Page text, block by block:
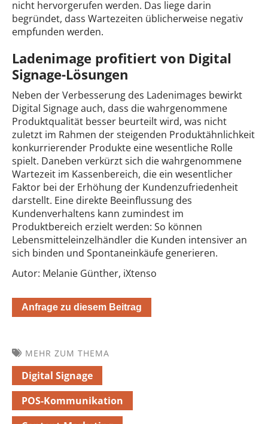
nicht hervorgerufen werden. Das liege darin
begründet, dass Wartezeiten üblicherweise negativ
empfunden werden.
Ladenimage profitiert von Digital
Signage-Lösungen
Neben der Verbesserung des Ladenimages bewirkt
Digital Signage auch, dass die wahrgenommene
Produktqualität besser beurteilt wird, was nicht
zuletzt im Rahmen der steigenden Produktähnlichkeit
konkurrierender Produkte eine wesentliche Rolle
spielt. Daneben verkürzt sich die wahrgenommene
Wartezeit im Kassenbereich, die ein wesentlicher
Faktor bei der Erhöhung der Kundenzufriedenheit
darstellt. Eine direkte Beeinflussung des
Kundenverhaltens kann zumindest im
Produktbereich erzielt werden: So können
Lebensmitteleinzelhändler die Kunden intensiver an
sich binden und Spontaneinkäufe generieren.
Autor: Melanie Günther, iXtenso
Anfrage zu diesem Beitrag
MEHR ZUM THEMA
Digital Signage
POS-Kommunikation